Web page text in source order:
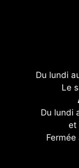
Du lundi
Le
Du lundi
et